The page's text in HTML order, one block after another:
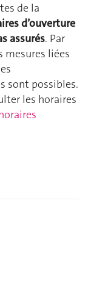
de la
d’ouverture
assurés. Par
mesures liées
sont possibles.
les horaires